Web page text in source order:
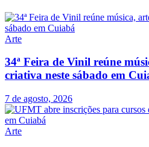
Arte
34ª Feira de Vinil reúne
criativa neste sábado em
7 de agosto, 2026
Arte